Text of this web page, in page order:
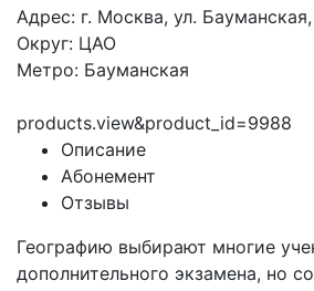
Адрес: г. Москва, ул.
Округ: ЦАО
Метро: Бауманская
products.view&product_id=9988
Описание
Абонемент
Отзывы
Географию выбирают многие
дополнительного экзамена, но